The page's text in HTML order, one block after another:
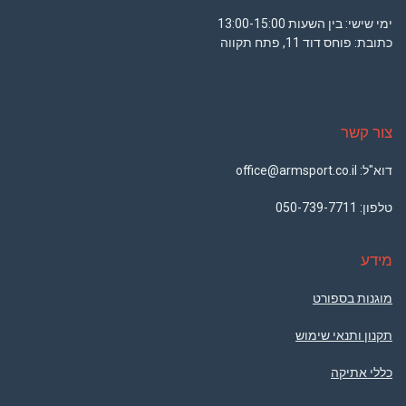
ימי שישי: בין השעות 13:00-15:00
כתובת: פוחס דוד 11, פתח תקווה
צור קשר
דוא"ל: office@armsport.co.il
טלפון: 050-739-7711
מידע
מוגנות בספורט
תקנון ותנאי שימוש
כללי אתיקה